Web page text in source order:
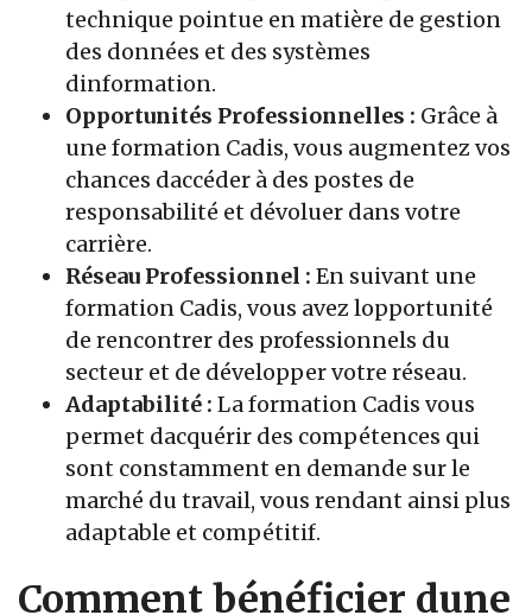
technique pointue en matière de gestion
des données et des systèmes
dinformation.
Opportunités Professionnelles : Grâce à
une formation Cadis, vous augmentez vos
chances daccéder à des postes de
responsabilité et dévoluer dans votre
carrière.
Réseau Professionnel : En suivant une
formation Cadis, vous avez lopportunité
de rencontrer des professionnels du
secteur et de développer votre réseau.
Adaptabilité : La formation Cadis vous
permet dacquérir des compétences qui
sont constamment en demande sur le
marché du travail, vous rendant ainsi plus
adaptable et compétitif.
Comment bénéficier dune